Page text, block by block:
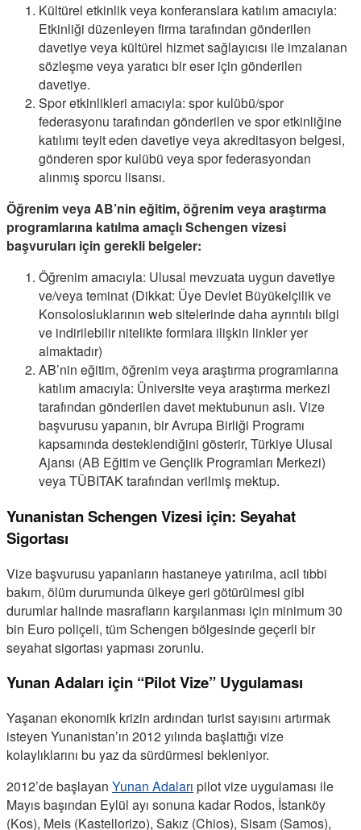
Kültürel etkinlik veya konferanslara katılım amacıyla:
Etkinliği düzenleyen firma tarafından gönderilen
davetiye veya kültürel hizmet sağlayıcısı ile imzalanan
sözleşme veya yaratıcı bir eser için gönderilen
davetiye.
Spor etkinlikleri amacıyla: spor kulübü/spor
federasyonu tarafından gönderilen ve spor etkinliğine
katılımı teyit eden davetiye veya akreditasyon belgesi,
gönderen spor kulübü veya spor federasyondan
alınmış sporcu lisansı.
Öğrenim veya AB’nin eğitim, öğrenim veya araştırma
programlarına katılma amaçlı Schengen vizesi
başvuruları için gerekli belgeler:
Öğrenim amacıyla: Ulusal mevzuata uygun davetiye
ve/veya teminat (Dikkat: Üye Devlet Büyükelçilik ve
Konsolosluklarının web sitelerinde daha ayrıntılı bilgi
ve indirilebilir nitelikte formlara ilişkin linkler yer
almaktadır)
AB’nin eğitim, öğrenim veya araştırma programlarına
katılım amacıyla: Üniversite veya araştırma merkezi
tarafından gönderilen davet mektubunun aslı. Vize
başvurusu yapanın, bir Avrupa Birliği Programı
kapsamında desteklendiğini gösterir, Türkiye Ulusal
Ajansı (AB Eğitim ve Gençlik Programları Merkezi)
veya TÜBITAK tarafından verilmiş mektup.
Yunanistan Schengen Vizesi için: Seyahat
Sigortası
Vize başvurusu yapanların hastaneye yatırılma, acil tıbbi
bakım, ölüm durumunda ülkeye geri götürülmesi gibi
durumlar halinde masrafların karşılanması için minimum 30
bin Euro poliçeli, tüm Schengen bölgesinde geçerli bir
seyahat sigortası yapması zorunlu.
Yunan Adaları için “Pilot Vize” Uygulaması
Yaşanan ekonomik krizin ardından turist sayısını artırmak
isteyen Yunanistan’ın 2012 yılında başlattığı vize
kolaylıklarını bu yaz da sürdürmesi bekleniyor.
2012’de başlayan Yunan Adaları pilot vize uygulaması ile
Mayıs başından Eylül ayı sonuna kadar Rodos, İstanköy
(Kos), Meis (Kastellorizo), Sakız (Chios), Sisam (Samos),